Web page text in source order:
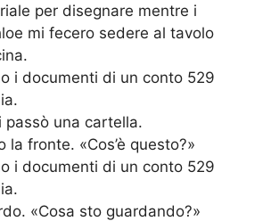
per disegnare mentre i
mi fecero sedere al tavolo
i documenti di un conto 529
passò una cartella.
la fronte. «Cos’è questo?»
i documenti di un conto 529
«Cosa sto guardando?»